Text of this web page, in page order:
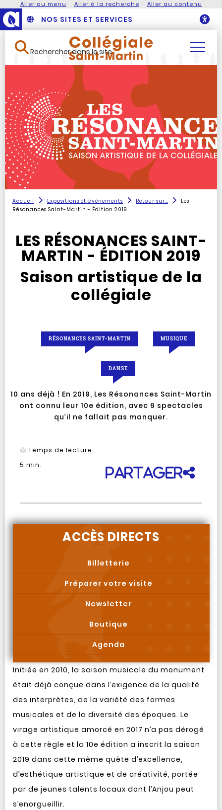
Aller au menu Aller à la recherche Aller au contenu
NOS SITES ET SERVICES
Rechercher dans le site
Accueil Expositions et évènements Retour sur...
Les
Résonances Saint-Martin - Édition 2019
LES RÉSONANCES SAINT-
MARTIN - ÉDITION 2019
Saison artistique de la
collégiale
RÉSONANCES SAINT-MARTIN MUSIQUE
DANSE
10 ans déjà ! En 2019, Les Résonances Saint-Martin
ont connu leur 10e édition, avec 9 spectacles
qu’il ne fallait pas manquer.
Temps de lecture :
5 min.
Partager
ACCÈS DIRECTS
Billetterie
Préparer votre visite
Newsletter
Boutique
Agenda
Initiée en 2010, la saison musicale du monument
était déjà conçue dans l’exigence de la qualité
des interprètes, de la variété des formes
musicales et de la diversité des époques. Le
virage artistique amorcé en 2017 n’a pas dérogé
à cette règle et la 10e édition a inscrit la saison
2019 dans cette même quête d’excellence,
d’esthétique artistique et de créativité, portée
par de jeunes talents locaux dont l’Anjou peut
s’enorgueillir.